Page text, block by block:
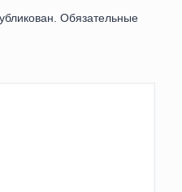
Обязательные